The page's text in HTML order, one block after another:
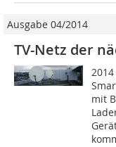
Ausgabe 04/2014
TV-Netz der
mit